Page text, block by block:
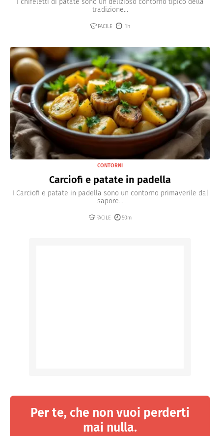
tradizione...
FACILE 1h
CONTORNI
Carciofi e patate in padella
I Carciofi e patate in padella sono un contorno primaverile dal
sapore...
FACILE 50m
Per te, che non vuoi perderti
mai nulla.